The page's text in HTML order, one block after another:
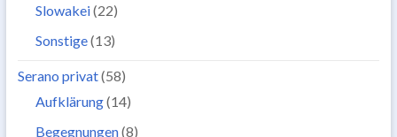
Slowakei(22)
Sonstige(13)
Serano privat(58)
Aufklärung(14)
Begegnungen(8)